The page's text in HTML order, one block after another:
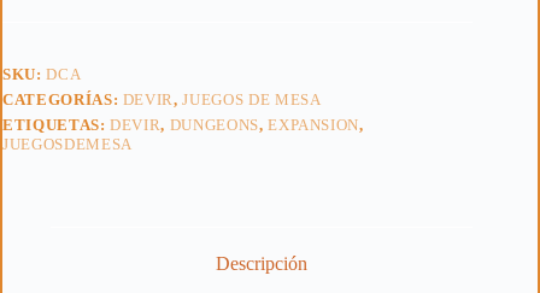
SKU:DCA
CATEGORÍAS: DEVIR,JUEGOS DE MESA
ETIQUETAS:DEVIR, DUNGEONS,EXPANSION,
JUEGOSDEMESA
Descripción